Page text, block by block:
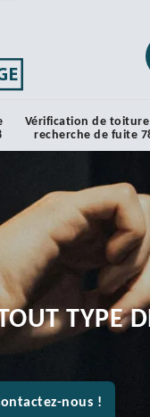
Vérification de
recherche de fuite
TYPE
nous !